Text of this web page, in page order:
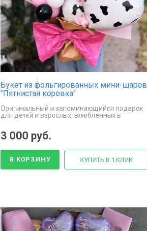
Букет из фольгированных мини-шаров
"Пятнистая коровка"
Оригинальный и запоминающийся подарок
для детей и взрослых, влюбленных в
3 000 руб.
В КОРЗИНУ КУПИТЬ В 1 КЛИК